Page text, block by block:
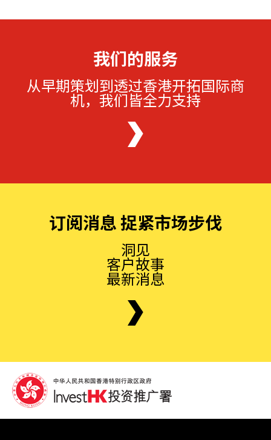
我们的服务
从早期策划到透过香港开拓国际商
机，我们皆全力支持
订阅消息 捉紧市场步伐
洞见
客户故事
最新消息